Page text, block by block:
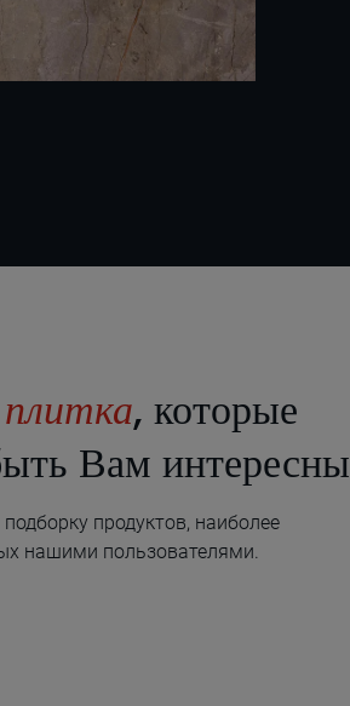
плитка, которые
Вам интересны
продуктов, наиболее
нашими пользователями.